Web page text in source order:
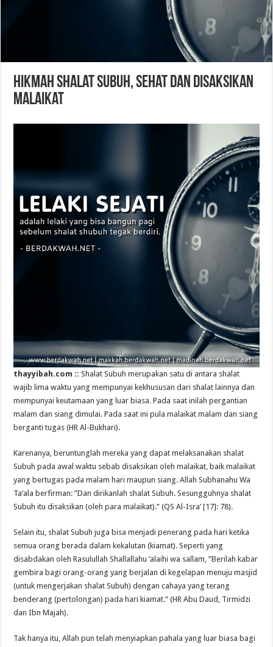
Hikmah Shalat Subuh, Sehat dan Disaksikan
Malaikat
thayyibah.com ::Shalat Subuh merupakan satu di antara shalat
wajib lima waktu yang mempunyai kekhususan dari shalat lainnya dan
mempunyai keutamaan yang luar biasa. Pada saat inilah pergantian
malam dan siang dimulai. Pada saat ini pula malaikat malam dan siang
berganti tugas (HR Al-Bukhari).
Karenanya, beruntunglah mereka yang dapat melaksanakan shalat
Subuh pada awal waktu sebab disaksikan oleh malaikat, baik malaikat
yang bertugas pada malam hari maupun siang. Allah Subhanahu Wa
Ta’ala berfirman: ”Dan dirikanlah shalat Subuh. Sesungguhnya shalat
Subuh itu disaksikan (oleh para malaikat).” (QS Al-Isra’ [17]: 78).
Selain itu, shalat Subuh juga bisa menjadi penerang pada hari ketika
semua orang berada dalam kekalutan (kiamat). Seperti yang
disabdakan oleh Rasulullah Shallallahu ‘alaihi wa sallam, ”Berilah kabar
gembira bagi orang-orang yang berjalan di kegelapan menuju masjid
(untuk mengerjakan shalat Subuh) dengan cahaya yang terang
benderang (pertolongan) pada hari kiamat.” (HR Abu Daud, Tirmidzi
dan Ibn Majah).
Tak hanya itu, Allah pun telah menyiapkan pahala yang luar biasa bagi